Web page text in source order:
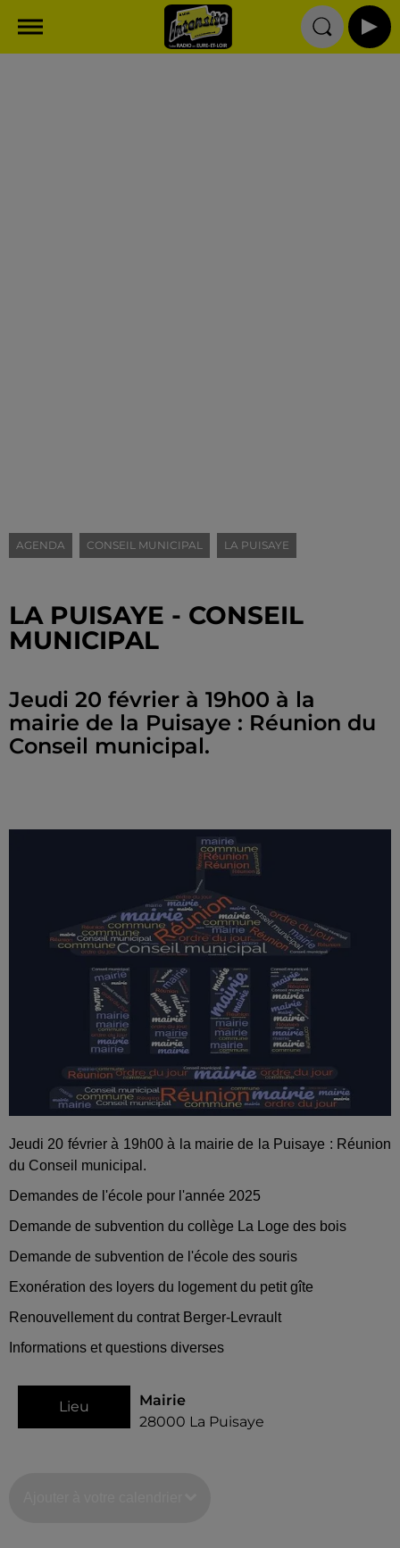
AGENDA CONSEIL MUNICIPAL LA PUISAYE
LA PUISAYE - CONSEIL
MUNICIPAL
Jeudi 20 février à 19h00 à la
mairie de la Puisaye : Réunion du
Conseil municipal.
Jeudi 20 février à 19h00 à la mairie de la Puisaye : Réunion
du Conseil municipal.
Demandes de l'école pour l'année 2025
Demande de subvention du collège La Loge des bois
Demande de subvention de l'école des souris
Exonération des loyers du logement du petit gîte
Renouvellement du contrat Berger-Levrault
Informations et questions diverses
Lieu
Mairie
28000 La Puisaye